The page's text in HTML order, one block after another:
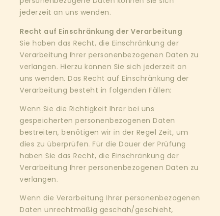
jederzeit an uns wenden.
Recht auf Einschränkung der Verarbeitung
Sie haben das Recht, die Einschränkung der
Verarbeitung Ihrer personenbezogenen Daten zu
verlangen. Hierzu können Sie sich jederzeit an
uns wenden. Das Recht auf Einschränkung der
Verarbeitung besteht in folgenden Fällen:
Wenn Sie die Richtigkeit Ihrer bei uns
gespeicherten personenbezogenen Daten
bestreiten, benötigen wir in der Regel Zeit, um
dies zu überprüfen. Für die Dauer der Prüfung
haben Sie das Recht, die Einschränkung der
Verarbeitung Ihrer personenbezogenen Daten zu
verlangen.
Wenn die Verarbeitung Ihrer personenbezogenen
Daten unrechtmäßig geschah/geschieht,